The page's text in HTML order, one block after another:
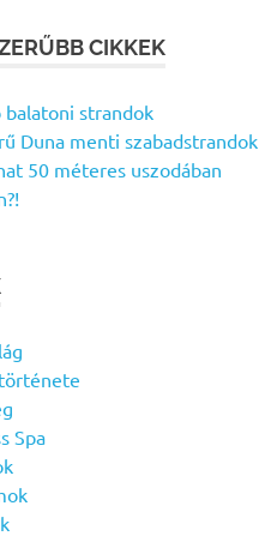
CIKKEK
balatoni strandok
Duna menti szabadstrandok
50 méteres uszodában
Spa